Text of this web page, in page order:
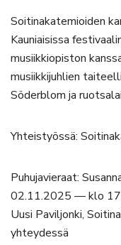
Soitinakatemioiden
Kauniaisissa
musiikkiopiston
musiikkijuhlien
Söderblom ja
Yhteistyössä:
Puhujavieraat:
02.11.2025 — klo
Uusi Paviljonki,
yhteydessä